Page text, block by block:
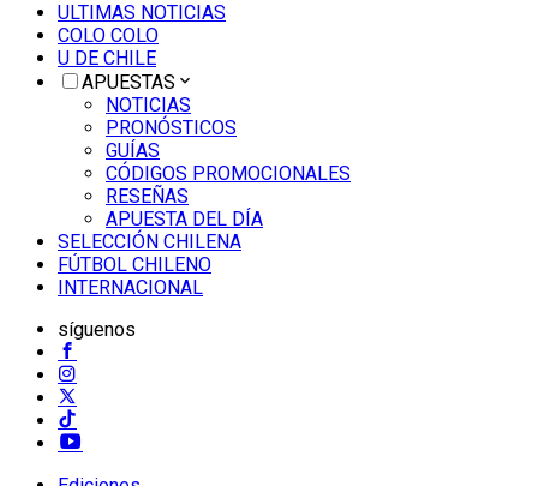
ULTIMAS NOTICIAS
COLO COLO
U DE CHILE
APUESTAS
NOTICIAS
PRONÓSTICOS
GUÍAS
CÓDIGOS PROMOCIONALES
RESEÑAS
APUESTA DEL DÍA
SELECCIÓN CHILENA
FÚTBOL CHILENO
INTERNACIONAL
síguenos